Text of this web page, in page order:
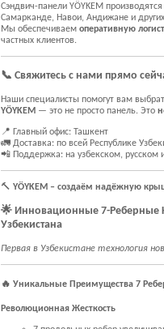
Сэндвич-панели YÖYKEM
Самарканде, Навои, Андижане и
Мы обеспечиваем оперативную
частных клиентов.
📞 Свяжитесь с нами прямо
Наши специалисты помогут вам
YÖYKEM — это не просто панель. Это
📍 Главный офис: Ташкент
🚛 Доставка: по всей Республике
📲 Поддержка: на узбекском, русском
🔨 YÖYKEM – создаём надёжную
🌟 Инновационные 7-Реберные
Узбекистана
Первая в Узбекистане технология
🔥 Уникальные Преимущества 7
Революционная Жесткость